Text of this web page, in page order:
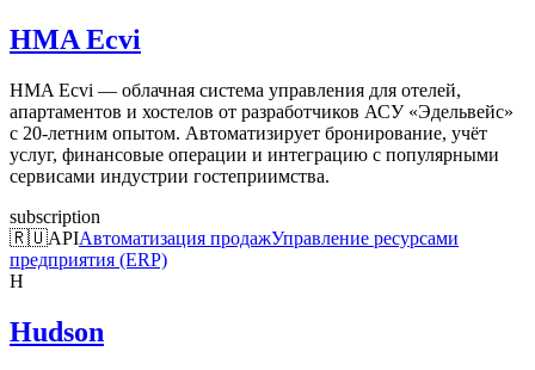
HMA Ecvi
HMA Ecvi — облачная система управления для отелей,
апартаментов и хостелов от разработчиков АСУ «Эдельвейс»
с 20-летним опытом. Автоматизирует бронирование, учёт
услуг, финансовые операции и интеграцию с популярными
сервисами индустрии гостеприимства.
subscription
🇷🇺APIАвтоматизация продажУправление ресурсами
предприятия (ERP)
H
Hudson